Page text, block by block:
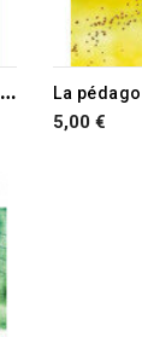
P
eut-on croire à la résurrection de Jésus ?
5,00 €